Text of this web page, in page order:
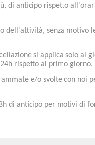
di anticipo rispetto
senza motivo
si applica solo al
rispetto al primo
e/o svolte con noi
di anticipo per motivi di